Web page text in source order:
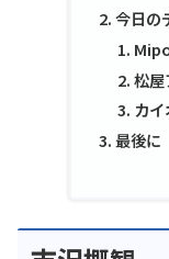
今日の
松屋
カ
最後に